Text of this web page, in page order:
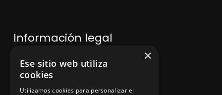
Información legal
Política de privacidad
Aviso legal
×
Ese sitio web utiliza
cookies
Utilizamos cookies para personalizar el